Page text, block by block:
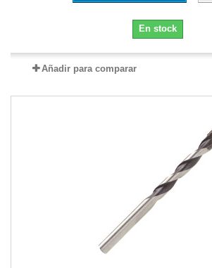
En stock
Añadir para comparar